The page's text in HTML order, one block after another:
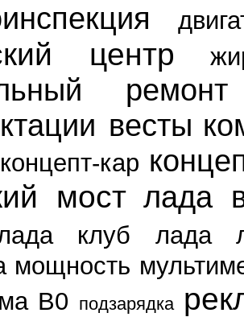
центр
ремонт
весты
концепт-кар
мост лада
клуб
лада
мощность
В0
подзарядка